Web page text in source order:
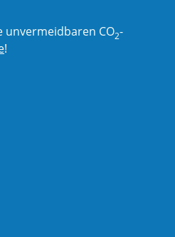
unvermeidbaren CO2-
!